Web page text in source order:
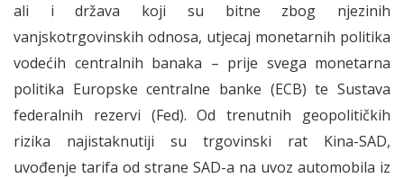
ali i država koji su bitne zbog njezinih
vanjskotrgovinskih odnosa, utjecaj monetarnih politika
vodećih centralnih banaka – prije svega monetarna
politika Europske centralne banke (ECB) te Sustava
federalnih rezervi (Fed). Od trenutnih geopolitičkih
rizika najistaknutiji su trgovinski rat Kina-SAD,
uvođenje tarifa od strane SAD-a na uvoz automobila iz